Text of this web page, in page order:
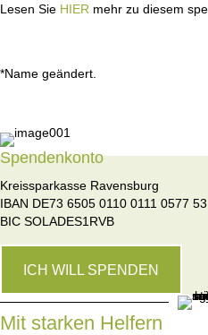
Lesen Sie HIER mehr zu diesem
*Name geändert.
Spendenkonto
Kreissparkasse Ravensburg
IBAN DE73 6505 0110 0111 0577 53
BIC SOLADES1RVB
ICH WILL SPENDEN
Mit starken Helfern